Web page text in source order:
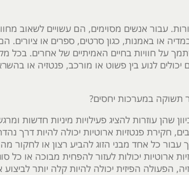
עבור אנשים מסוימים, הם עשויים לשאוב
או באמנות, כגון סרטים, ספרים או ציורים.
על חוויות בחיים האמיתיים של אחרים. בכל
יכולים לנוע בין פשוט או מורכב, פנטזיה או
תשוקה במערכות יחסים?
שהן עוזרות להציג פעילויות מיניות חדשות
חקירת פנטזיות ארוטיות יכולה להיות דרך
עבור כל אחד מבני הזוג להביע רצון או לחקור
ארוטיות יכולות לעזור להפחית מבוכה או כל
הפעולה הפיזית יכולה להיות קלה יותר לביצוע